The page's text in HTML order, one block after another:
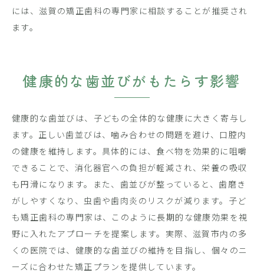
には、滋賀の矯正歯科の専門家に相談することが推奨され
ます。
健康的な歯並びがもたらす影響
健康的な歯並びは、子どもの全体的な健康に大きく寄与し
ます。正しい歯並びは、噛み合わせの問題を避け、口腔内
の健康を維持します。具体的には、食べ物を効果的に咀嚼
できることで、消化器官への負担が軽減され、栄養の吸収
も円滑になります。また、歯並びが整っていると、歯磨き
がしやすくなり、虫歯や歯肉炎のリスクが減ります。子ど
も矯正歯科の専門家は、このように長期的な健康効果を視
野に入れたアプローチを提案します。実際、滋賀市内の多
くの医院では、健康的な歯並びの維持を目指し、個々のニ
ーズに合わせた矯正プランを提供しています。